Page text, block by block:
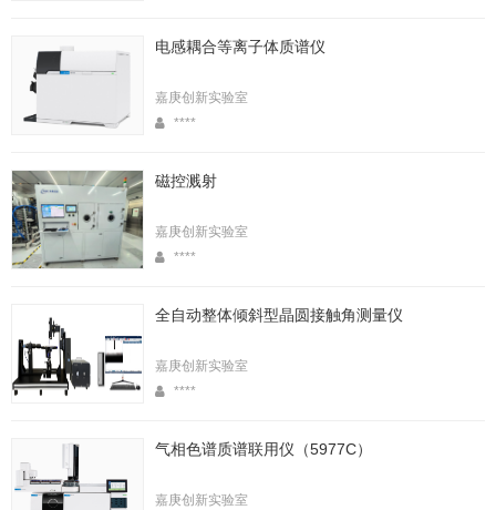
电感耦合等离子体质谱仪
嘉庚创新实验室
****
磁控溅射
嘉庚创新实验室
****
全自动整体倾斜型晶圆接触角测量仪
嘉庚创新实验室
****
气相色谱质谱联用仪（5977C）
嘉庚创新实验室